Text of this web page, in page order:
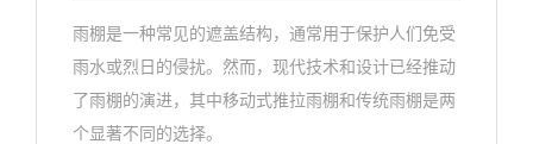
雨棚是一种常见的遮盖结构，通常用于保护人们免受
雨水或烈日的侵扰。然而，现代技术和设计已经推动
了雨棚的演进，其中移动式推拉雨棚和传统雨棚是两
个显著不同的选择。